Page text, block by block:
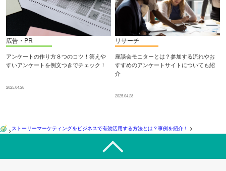
広告・PR
アンケートの作り方８つのコツ！答えや
すいアンケートを例文つきでチェック！
2025.04.28
リサーチ
座談会モニターとは？参加する流れやお
すすめのアンケートサイトについても紹
介
2025.04.28
>ストーリーマーケティングをビジネスで有効活用する方法とは？事例を紹介！ >